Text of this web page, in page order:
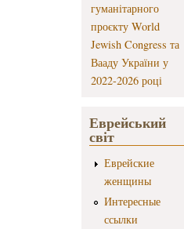
гуманітарного
проєкту World
Jewish Congress та
Вааду України у
2022-2026 році
Еврейський
світ
Еврейские
женщины
Интересные
ссылки